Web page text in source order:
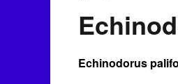
Echinodorus